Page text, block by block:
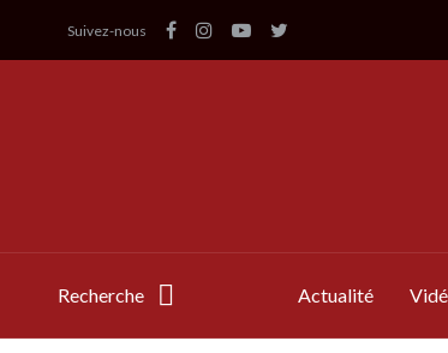
Suivez-nous
Recherche Actualité